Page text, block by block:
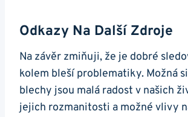
Odkazy Na Další Zdroje
Na závěr zmiňuji, že je dobré
kolem bleší problematiky. Možná
blechy jsou malá radost v našich
jejich rozmanitosti a možné vlivy